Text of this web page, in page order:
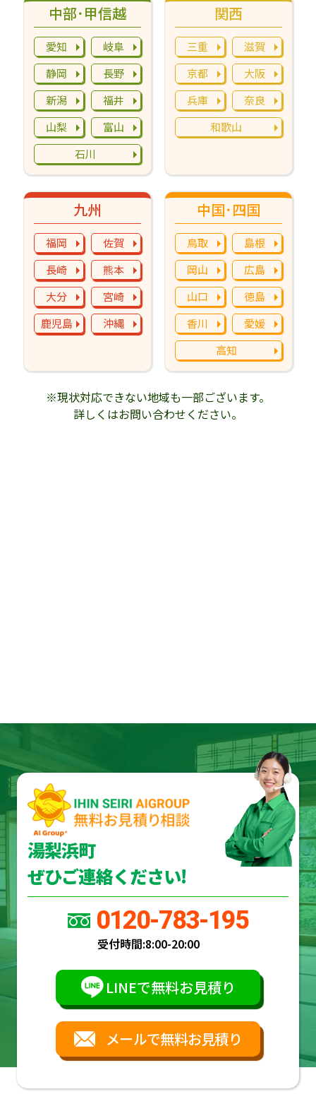
九州
福岡
佐賀
長崎
熊本
大分
宮崎
鹿児島
沖縄
中国･四国
鳥取
島根
岡山
広島
山口
徳島
香川
愛媛
高知
中部･甲信越
愛知
岐阜
静岡
長野
新潟
福井
山梨
富山
石川
関西
三重
滋賀
京都
大阪
兵庫
奈良
和歌山
※現状対応できない地域も一部ございます。
詳しくはお問い合わせください。
湯梨浜町
ぜひご連絡ください!
0120-783-195
受付時間:8:00-20:00
LINEで無料お見積り
メールで無料お見積り